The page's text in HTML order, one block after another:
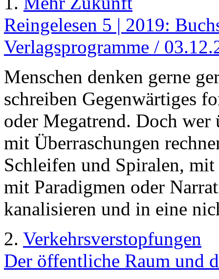
Reingelesen 5 | 2019:
Verlagsprogramme /
Menschen denken gerne
schreiben Gegenwärtiges
oder Megatrend. Doch
mit Überraschungen
Schleifen und Spiralen,
mit Paradigmen oder
kanalisieren und in eine
2. Verkehrsverstopfungen
Der öffentliche Raum und